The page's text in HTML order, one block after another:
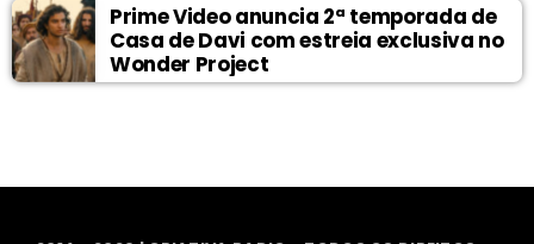
Prime Video anuncia 2ª temporada de
Casa de Davi com estreia exclusiva no
Wonder Project